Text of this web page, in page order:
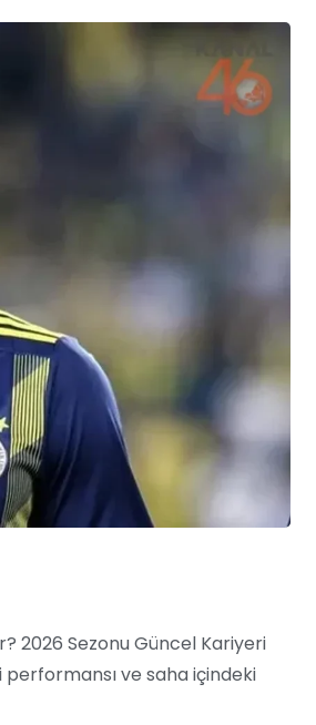
2026 Sezonu Güncel Kariyeri
performansı ve saha içindeki